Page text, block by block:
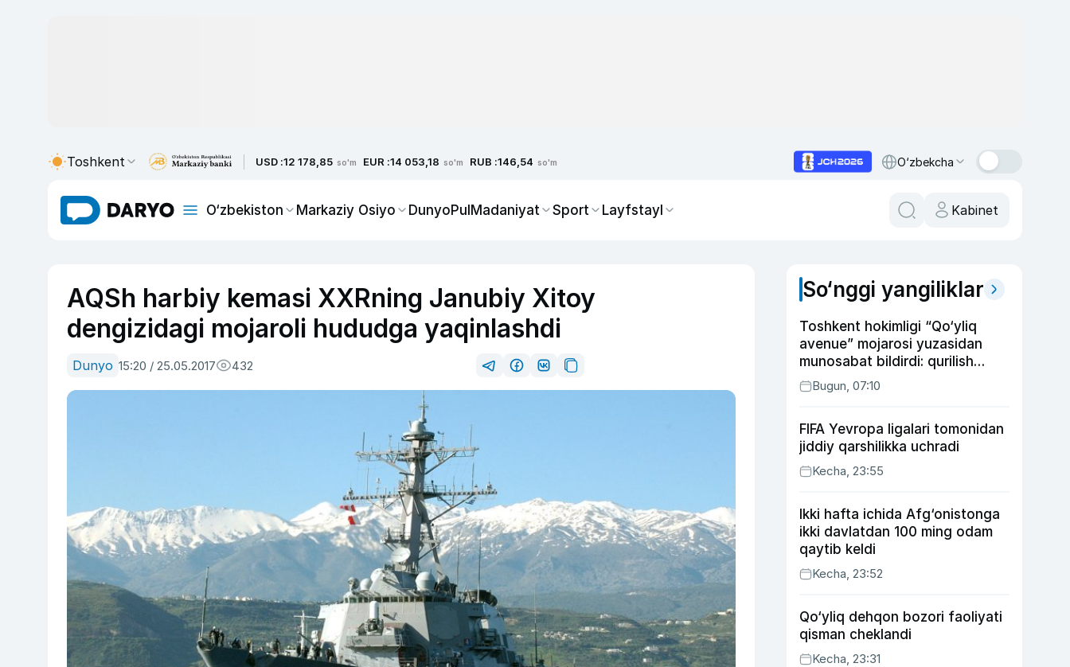
Toshkent USD :12 178,85 so'm EUR :14 053,18 so'm RUB :146,54 so'm O‘zbekcha
O‘zbekiston Markaziy Osiyo DunyoPulMadaniyat Sport Layfstayl Kabinet
AQSh harbiy kemasi XXRning Janubiy Xitoy
dengizidagi mojaroli hududga yaqinlashdi
Dunyo 15:20 / 25.05.2017 432
So‘nggi yangiliklar
Toshkent hokimligi “Qo‘yliq
avenue” mojarosi yuzasidan
munosabat bildirdi: qurilish
ishlarining 53 foizi yakunlangan
Bugun, 07:10
FIFA Yevropa ligalari tomonidan
jiddiy qarshilikka uchradi
Kecha, 23:55
Ikki hafta ichida Afg‘onistonga
ikki davlatdan 100 ming odam
qaytib keldi
Kecha, 23:52
Qo‘yliq dehqon bozori faoliyati
qisman cheklandi
Kecha, 23:31